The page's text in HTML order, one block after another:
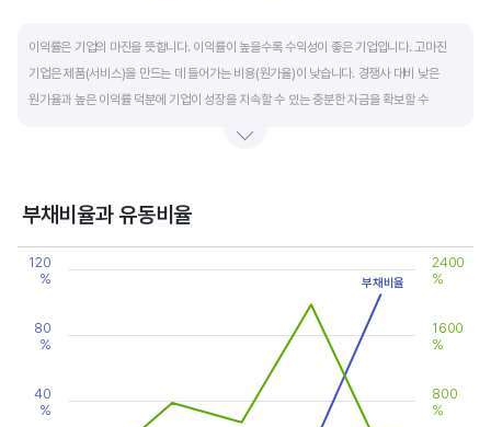
이익률은 기업의 마진을 뜻합니다. 이익률이 높을수록 수익성이 좋은 기업입니다. 고마진
기업은 제품(서비스)을 만드는 데 들어가는 비용(원가율)이 낮습니다. 경쟁사 대비 낮은
원가율과 높은 이익률 덕분에 기업이 성장을 지속할 수 있는 충분한 자금을 확보할 수
높은 이익률을 올리고 있다면, 그 기업은 타사 대비 제품(서비스)의 경쟁력이 높은 것으로
부채비율과 유동비율
Chart
Line chart with 2 lines.
View as data table, Chart
The chart has 1 X axis displaying categories.
The chart has 2 Y axes displaying values, and values.
40
%
80
%
120
%
800
%
1600
%
2400
%
부채비율